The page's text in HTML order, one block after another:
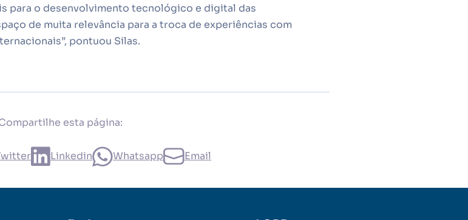
para o desenvolvimento tecnológico e digital das
de muita relevância para a troca de experiências com
pontuou Silas.
esta página:
Linkedin Whatsapp Email